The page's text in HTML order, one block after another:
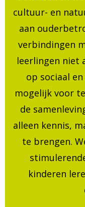
cultuur- en
aan
verbindingen
leerlingen niet
op sociaal
mogelijk voor
de
alleen kennis,
te brengen.
kinderen